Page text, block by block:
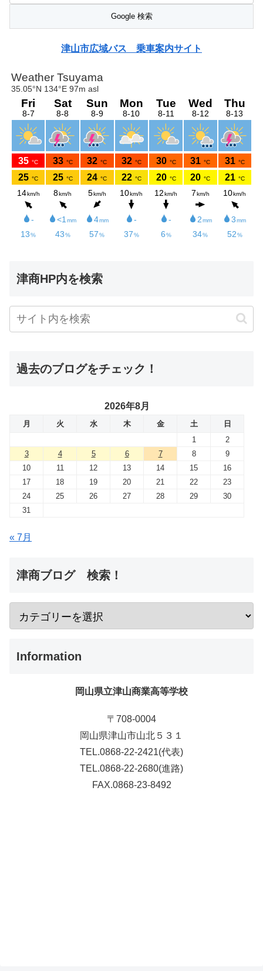
津山市広域バス 乗車案内サイト
津商HP内を検索
過去のブログをチェック！
2026年8月
月 火 水 木 金 土
日
1
2
3
4 5 6 7 8
9
10
11 12 13 14 15
16
17
18 19 20 21 22
23
24
25 26 27 28 29
30
31
« 7月
津商ブログ 検索！
Information
岡山県立津山商業高等学校
〒708-0004
岡山県津山市山北５３１
TEL.0868-22-2421(代表)
TEL.0868-22-2680(進路)
FAX.0868-23-8492